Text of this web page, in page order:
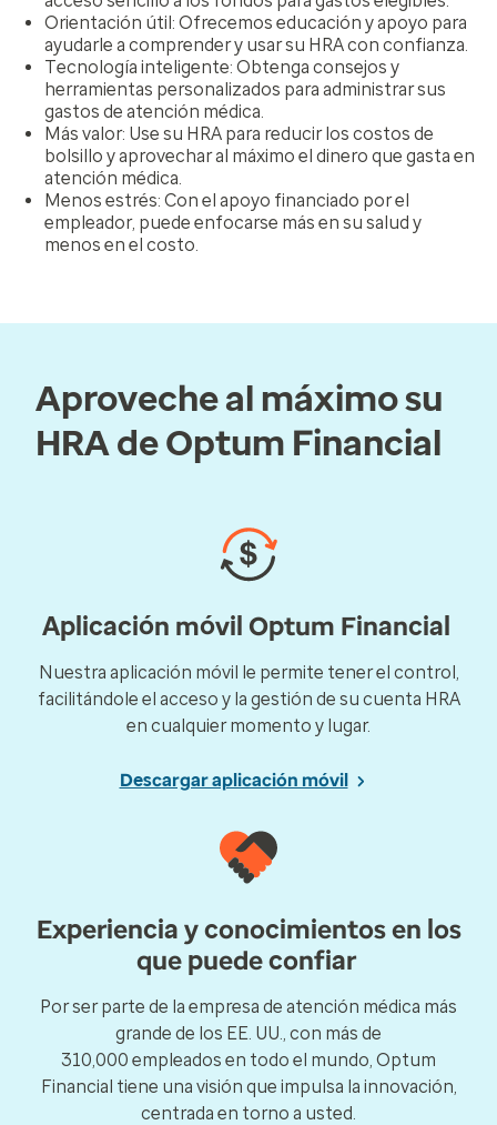
Orientación útil: Ofrecemos educación y apoyo para
ayudarle a comprender y usar su HRA con confianza.
Tecnología inteligente: Obtenga consejos y
herramientas personalizados para administrar sus
gastos de atención médica.
Más valor: Use su HRA para reducir los costos de
bolsillo y aprovechar al máximo el dinero que gasta en
atención médica.
Menos estrés: Con el apoyo financiado por el
empleador, puede enfocarse más en su salud y
menos en el costo.
Aproveche al máximo su
HRA de Optum Financial
Aplicación móvil Optum Financial
Nuestra aplicación móvil le permite tener el control,
facilitándole el acceso y la gestión de su cuenta HRA
en cualquier momento y lugar.
Descargar aplicación móvil
Experiencia y conocimientos en los
que puede confiar
Por ser parte de la empresa de atención médica más
grande de los EE. UU., con más de
310,000 empleados en todo el mundo, Optum
Financial tiene una visión que impulsa la innovación,
centrada en torno a usted.